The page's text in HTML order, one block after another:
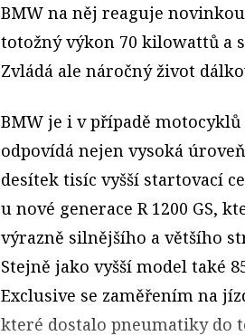
BMW na něj reaguje novinkou
totožný výkon 70 kilowattů a
Zvládá ale náročný život
BMW je i v případě
odpovídá nejen vysoká
desítek tisíc vyšší startovací
u nové generace R 1200 GS,
výrazně silnějšího a většího
Stejně jako vyšší model také
Exclusive se zaměřením na
které dostalo pneumatiky do